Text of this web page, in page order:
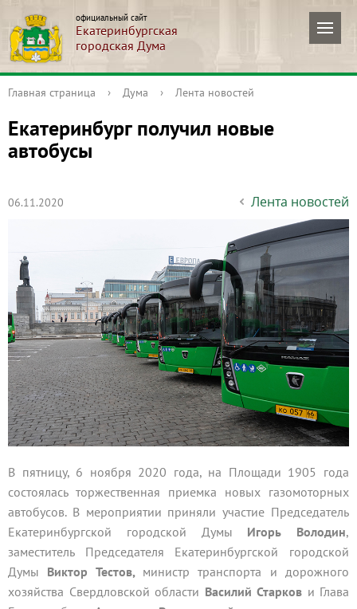
официальный сайт
Екатеринбургская
городская Дума
Главная страница › Дума › Лента новостей
Екатеринбург получил новые
автобусы
06.11.2020 Лента новостей
В пятницу, 6 ноября 2020 года, на Площади 1905 года
состоялась торжественная приемка новых газомоторных
автобусов. В мероприятии приняли участие Председатель
Екатеринбургской городской Думы Игорь Володин,
заместитель Председателя Екатеринбургской городской
Думы Виктор Тестов, министр транспорта и дорожного
хозяйства Свердловской области Василий Старков и Глава